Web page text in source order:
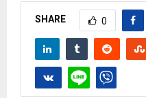
SHARE 0